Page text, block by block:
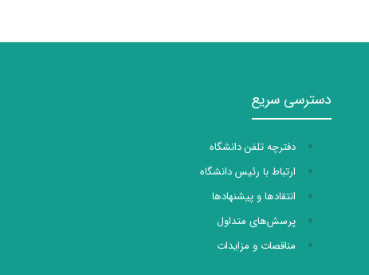
دسترسی سریع
دفترچه تلفن دانشگاه
ارتباط با رئیس دانشگاه
انتقادها و پیشنهادها
پرسش‌های متداول
مناقصات و مزایدات